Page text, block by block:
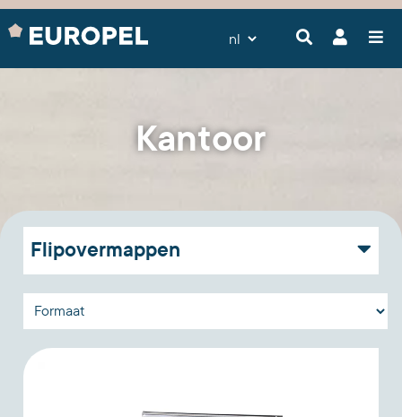
Kantoor
Flipovermappen